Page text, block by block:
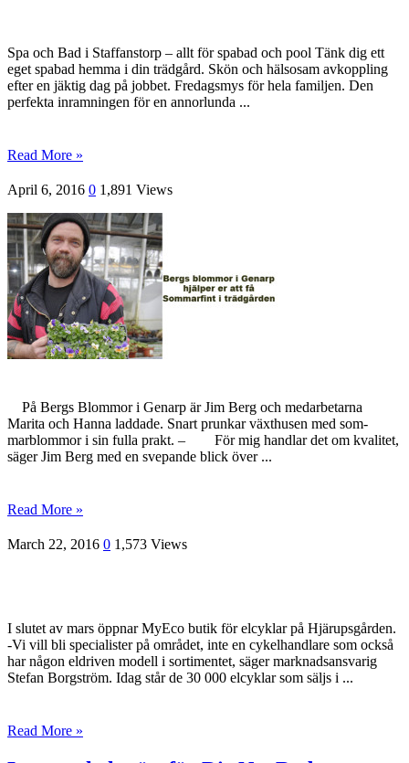
Spa och Bad i Staffanstorp – allt för spabad och pool Tänk dig ett
eget spabad hemma i din träd­gård. Skön och hälsosam avkoppling
efter en jäktig dag på jobbet. Fredagsmys för hela familjen. Den
perfekta inramningen för en annorlunda ...
Read More »
April 6, 2016 0 1,891 Views
På Bergs Blommor i Genarp är Jim Berg och medarbetarna
Marita och Hanna laddade. Snart prunkar växthusen med som­
marblommor i sin fulla prakt. – För mig handlar det om kvalitet,
säger Jim Berg med en sve­pande blick över ...
Read More »
March 22, 2016 0 1,573 Views
I slutet av mars öppnar MyEco butik för elcyklar på Hjärupsgården.
-Vi vill bli specialister på området, inte en cykelhandlare som också
har någon eldriven modell i sortimentet, säger marknadsansvarig
Stefan Borgström. Idag står de 30 000 elcyklar som säljs i ...
Read More »